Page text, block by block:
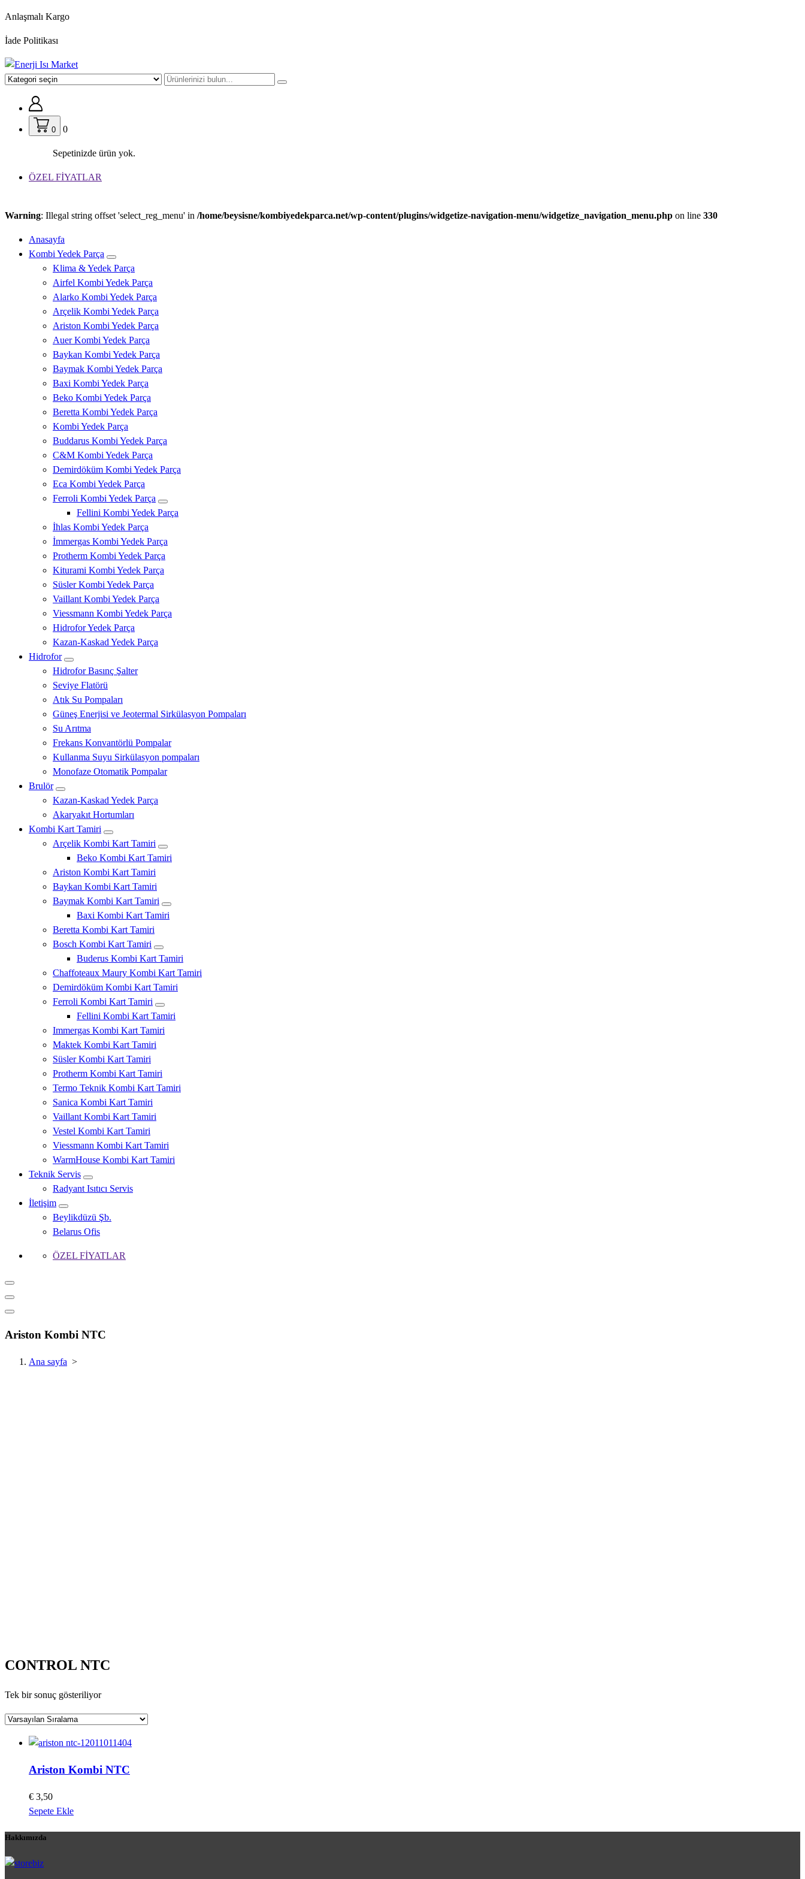
İçeriğe
Anlaşmalı Kargo
İade Politikası
0 0
Sepetinizde ürün yok.
ÖZEL FİYATLAR
Warning: Illegal string offset 'select_reg_menu' in /home/beysisne/kombiyedekparca.net/wp-content/plugins/widgetize-navigation-menu/widgetize_navigation_menu.php on line 330
Anasayfa
Kombi Yedek Parça
Klima & Yedek Parça
Airfel Kombi Yedek Parça
Alarko Kombi Yedek Parça
Arçelik Kombi Yedek Parça
Ariston Kombi Yedek Parça
Auer Kombi Yedek Parça
Baykan Kombi Yedek Parça
Baymak Kombi Yedek Parça
Baxi Kombi Yedek Parça
Beko Kombi Yedek Parça
Beretta Kombi Yedek Parça
Kombi Yedek Parça
Buddarus Kombi Yedek Parça
C&M Kombi Yedek Parça
Demirdöküm Kombi Yedek Parça
Eca Kombi Yedek Parça
Ferroli Kombi Yedek Parça
Fellini Kombi Yedek Parça
İhlas Kombi Yedek Parça
İmmergas Kombi Yedek Parça
Protherm Kombi Yedek Parça
Kiturami Kombi Yedek Parça
Süsler Kombi Yedek Parça
Vaillant Kombi Yedek Parça
Viessmann Kombi Yedek Parça
Hidrofor Yedek Parça
Kazan-Kaskad Yedek Parça
Hidrofor
Hidrofor Basınç Şalter
Seviye Flatörü
Atık Su Pompaları
Güneş Enerjisi ve Jeotermal Sirkülasyon Pompaları
Su Arıtma
Frekans Konvantörlü Pompalar
Kullanma Suyu Sirkülasyon pompaları
Monofaze Otomatik Pompalar
Brulör
Kazan-Kaskad Yedek Parça
Akaryakıt Hortumları
Kombi Kart Tamiri
Arçelik Kombi Kart Tamiri
Beko Kombi Kart Tamiri
Ariston Kombi Kart Tamiri
Baykan Kombi Kart Tamiri
Baymak Kombi Kart Tamiri
Baxi Kombi Kart Tamiri
Beretta Kombi Kart Tamiri
Bosch Kombi Kart Tamiri
Buderus Kombi Kart Tamiri
Chaffoteaux Maury Kombi Kart Tamiri
Demirdöküm Kombi Kart Tamiri
Ferroli Kombi Kart Tamiri
Fellini Kombi Kart Tamiri
Immergas Kombi Kart Tamiri
Maktek Kombi Kart Tamiri
Süsler Kombi Kart Tamiri
Protherm Kombi Kart Tamiri
Termo Teknik Kombi Kart Tamiri
Sanica Kombi Kart Tamiri
Vaillant Kombi Kart Tamiri
Vestel Kombi Kart Tamiri
Viessmann Kombi Kart Tamiri
WarmHouse Kombi Kart Tamiri
Teknik Servis
Radyant Isıtıcı Servis
İletişim
Beylikdüzü Şb.
Belarus Ofis
ÖZEL FİYATLAR
Ariston Kombi NTC
Ana sayfa >
CONTROL NTC
Tek bir sonuç gösteriliyor
Ariston Kombi NTC
€ 3,50
Sepete Ekle
Hakkımızda